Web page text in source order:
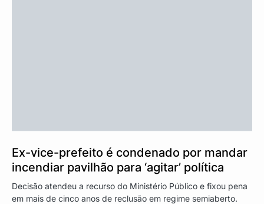
Ex-vice-prefeito é condenado por mandar
incendiar pavilhão para ‘agitar’ política
Decisão atendeu a recurso do Ministério Público e fixou pena
em mais de cinco anos de reclusão em regime semiaberto.